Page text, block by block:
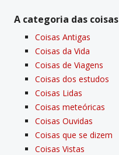
A categoria das coisas
Coisas Antigas
Coisas da Vida
Coisas de Viagens
Coisas dos estudos
Coisas Lidas
Coisas meteóricas
Coisas Ouvidas
Coisas que se dizem
Coisas Vistas